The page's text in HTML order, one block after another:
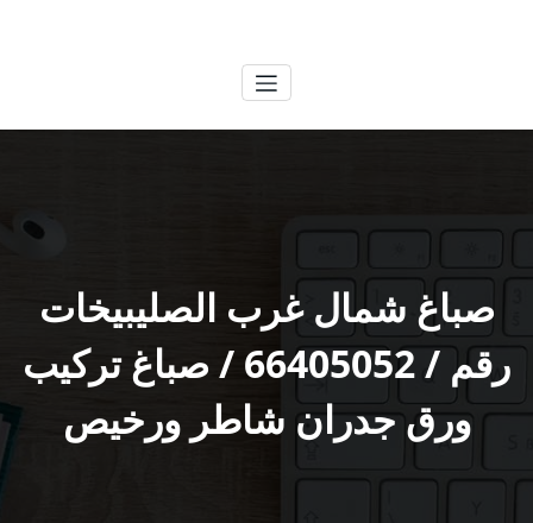
صباغ شمال غرب الصليبيخات
رقم / 66405052 / صباغ تركيب
ورق جدران شاطر ورخيص